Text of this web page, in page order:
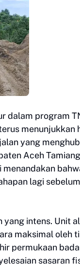
dalam program
menunjukkan
yang
Aceh
lagi
yang intens. Unit
maksimal oleh
permukaan
sasaran